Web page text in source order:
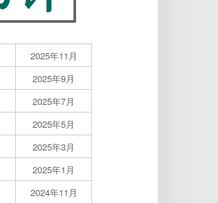
2025年11月
2025年9月
2025年7月
2025年5月
2025年3月
2025年1月
2024年11月